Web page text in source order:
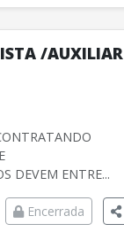
/AUXILIAR
DEVEM ENTRE...
Encerrada